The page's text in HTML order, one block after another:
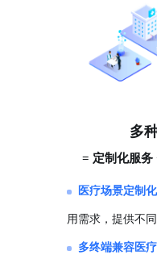
多
= 定制化服务
医疗场景定制化
用需求，提供不
多终端兼容医疗